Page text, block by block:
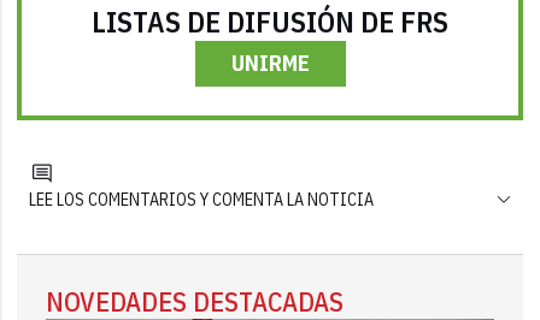
LISTAS DE DIFUSIÓN DE FRS
UNIRME
LEE LOS COMENTARIOS Y COMENTA LA NOTICIA
NOVEDADES DESTACADAS